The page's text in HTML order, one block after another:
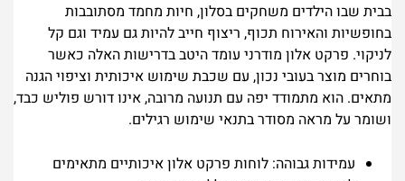
בבית שבו הילדים משחקים בסלון, חיות מחמד מסתובבות
בחופשיות והאירוח תכוף, ריצוף חייב להיות גם עמיד וגם קל
לניקוי. פרקט אלון מודרני עומד היטב בדרישות האלה כאשר
בוחרים מוצר בעובי נכון, עם שכבת שימוש איכותית וציפוי הגנה
מתאים. הוא מתמודד יפה עם תנועה מרובה, אינו דורש פוליש כבד,
ושומר על מראה מסודר בתנאי שימוש רגילים.
עמידות גבוהה: לוחות פרקט אלון איכותיים מתאימים